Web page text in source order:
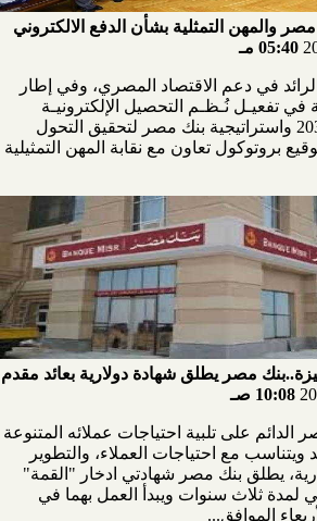
والمهن التمثلية بشأن الدفع الالكتروني
05:40 مـ
في دعم الاقتصاد المصري، وفي إطار
تفعيـل نُـظـم التحصيل الإلكترونيـة
واتساقًا مع رؤية مصر 2030 واستراتيجية بنك مصر لتحقيق التحول
بروتوكول تعاون مع نقابة المهن التمثيلية
مصر يطلق شهادة دولارية بعائد مقدم
10:08 صـ
على تلبية احتياجات عملائه المتنوعة
مع احتياجات العملاء، والتطوير
يطلق بنك مصر شهادتي ادخار "القمة"
لمدة ثلاث سنوات ويبدأ العمل بهما في
الموافق...